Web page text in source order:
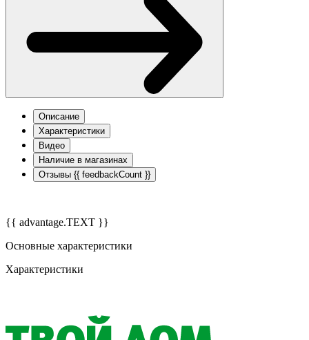
Описание
Характеристики
Видео
Наличие в магазинах
Отзывы {{ feedbackCount }}
{{ advantage.TEXT }}
Основные характеристики
Характеристики